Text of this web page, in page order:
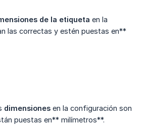
de la etiqueta en la
las correctas y estén puestas en**
dimensiones en la configuración son
puestas en** milímetros**.